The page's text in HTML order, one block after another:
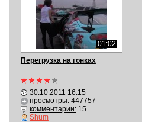
01:02
Перегрузка на гонках
30.10.2011 16:15
просмотры: 447757
комментарии:15
Shum